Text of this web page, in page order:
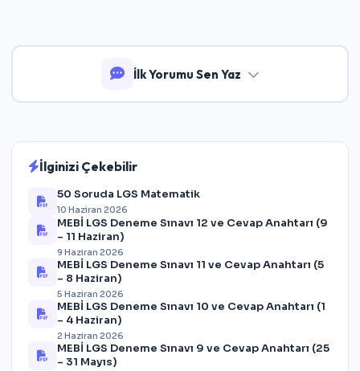
İlk Yorumu Sen Yaz
İlginizi Çekebilir
50 Soruda LGS Matematik
10 Haziran 2026
MEBİ LGS Deneme Sınavı 12 ve Cevap Anahtarı (9
– 11 Haziran)
9 Haziran 2026
MEBİ LGS Deneme Sınavı 11 ve Cevap Anahtarı (5
– 8 Haziran)
5 Haziran 2026
MEBİ LGS Deneme Sınavı 10 ve Cevap Anahtarı (1
– 4 Haziran)
2 Haziran 2026
MEBİ LGS Deneme Sınavı 9 ve Cevap Anahtarı (25
– 31 Mayıs)